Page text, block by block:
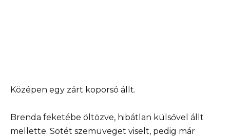
Középen egy zárt koporsó állt.
Brenda feketébe öltözve, hibátlan külsővel állt
mellette. Sötét szemüveget viselt, pedig már